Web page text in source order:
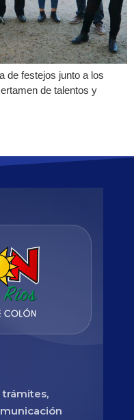
de festejos junto a los
de talentos y
trámites,